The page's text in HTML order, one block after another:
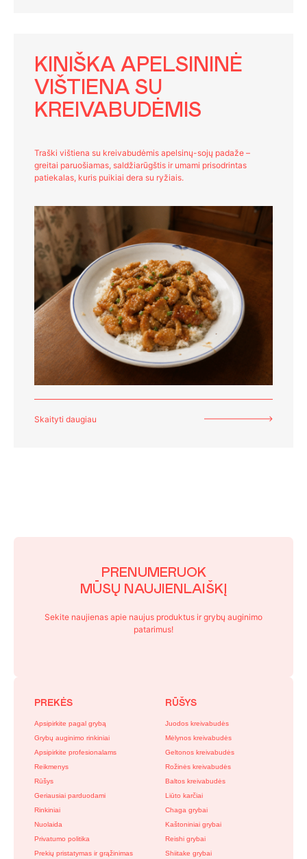
KINIŠKA APELSININĖ
VIŠTIENA SU
KREIVABUDĖMIS
Traški vištiena su kreivabudėmis apelsinų-sojų padaže –
greitai paruošiamas, saldžiarūgštis ir umami prisodrintas
patiekalas, kuris puikiai dera su ryžiais.
Skaityti daugiau
PREKĖS
Apsipirkite pagal grybą
Grybų auginimo rinkiniai
Apsipirkite profesionalams
Reikmenys
Rūšys
Geriausiai parduodami
Rinkiniai
Nuolaida
Privatumo politika
Prekių pristatymas ir grąžinimas
RŪŠYS
Juodos kreivabudės
Mėlynos kreivabudės
Geltonos kreivabudės
Rožinės kreivabudės
Baltos kreivabudės
Liūto karčiai
Chaga grybai
Kaštoniniai grybai
Reishi grybai
Shiitake grybai
PRENUMERUOK
MŪSŲ NAUJIENLAIŠKĮ
Sekite naujienas apie naujus produktus ir grybų auginimo
patarimus!